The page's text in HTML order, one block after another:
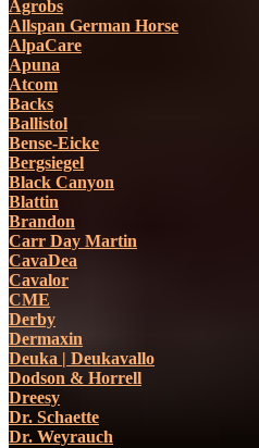
Agrobs
Allspan German Horse
AlpaCare
Apuna
Atcom
Backs
Ballistol
Bense-Eicke
Bergsiegel
Black Canyon
Blattin
Brandon
Carr Day Martin
CavaDea
Cavalor
CME
Derby
Dermaxin
Deuka | Deukavallo
Dodson & Horrell
Dreesy
Dr. Schaette
Dr. Weyrauch